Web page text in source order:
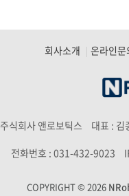
회사소개 온라인문
주식회사 앤로보틱스 대표 : 김
전화번호 : 031-432-9023
COPYRIGHT © 2026